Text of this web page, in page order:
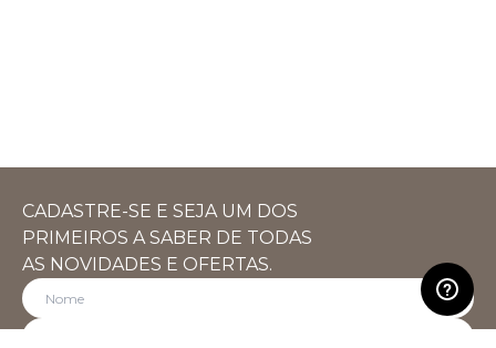
CADASTRE-SE E SEJA UM DOS
PRIMEIROS A SABER DE TODAS
AS NOVIDADES E OFERTAS.